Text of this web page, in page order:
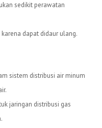
sedikit perawatan
dapat didaur ulang.
sistem distribusi air minum
jaringan distribusi gas